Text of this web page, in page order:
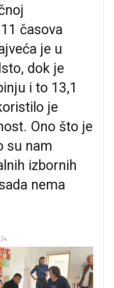
časova
je u
dok je
i to 13,1
je
Ono što je
su nam
izbornih
nema